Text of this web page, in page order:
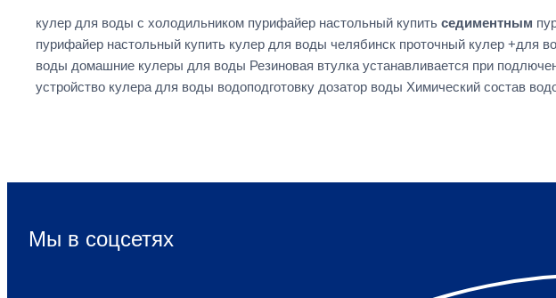
кулер для воды с холодильником пурифайер настольный купить седиментным
пурифайер настольный купить кулер для воды челябинск проточный кулер +для
воды домашние кулеры для воды Резиновая втулка устанавливается при
устройство кулера для воды водоподготовку дозатор воды Химический состав
Мы в соцсетях